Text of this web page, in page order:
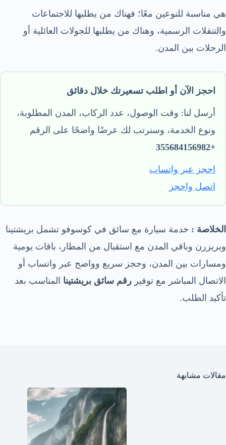
هي مناسبة للنوعين معًا؛ فهناك من يطلبها للاجتماعات
والتنقلات الرسمية، وهناك من يطلبها للجولات العائلية أو
الرحلات بين المدن.
احجز الآن أو اطلب تسعيرتك خلال دقائق
أرسل لنا: وقت الوصول، عدد الركاب، المدن المطلوبة،
ونوع الخدمة، وسنرتب لك عرضًا واضحًا على الرقم
+355684156982
احجز عبر واتساب
اتصل واحجز
الخلاصة : خدمة سيارة مع سائق في كوسوفو تشمل بريشتينا
وبريزرن وباقي المدن مع استقبال من المطار، باقات يومية
ومسارات بين المدن، وحجز سريع وواضح عبر واتساب أو
الاتصال المباشر مع توفير رقم سائق بريشتينا المناسب بعد
تأكيد الطلب.
مقالات مشابهة